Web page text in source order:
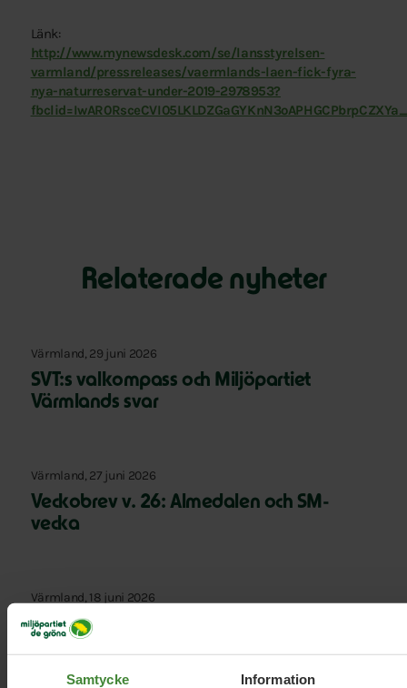
Samtycke Information
Länk:
http://www.mynewsdesk.com/se/lansstyrelsen-
varmland/pressreleases/vaermlands-laen-fick-fyra-
nya-naturreservat-under-2019-2978953?
Relaterade nyheter
Värmland, 29 juni 2026
SVT:s valkompass och Miljöpartiet
Värmlands svar
Värmland, 27 juni 2026
Veckobrev v. 26: Almedalen och SM-
vecka
Värmland, 18 juni 2026
Veckobrev v. 25: Budgetbeslut,